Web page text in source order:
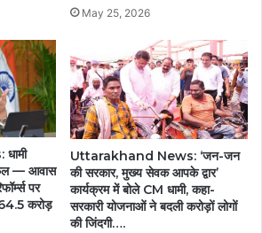
May 25, 2026
फल — आवास
पर
करोड़
Uttarakhand News: ‘जन-जन
की सरकार, मुख्य सेवक आपके द्वार’
कार्यक्रम में बोले CM धामी, कहा-
सरकारी योजनाओं ने बदली करोड़ों लोगों
की जिंदगी….